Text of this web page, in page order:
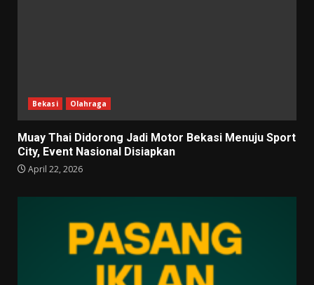
Bekasi Olahraga
Muay Thai Didorong Jadi Motor Bekasi Menuju Sport
City, Event Nasional Disiapkan
April 22, 2026